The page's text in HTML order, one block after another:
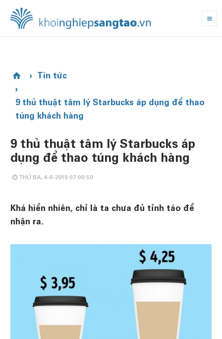
Tin tức
9 thủ thuật tâm lý Starbucks áp dụng để thao
túng khách hàng
9 thủ thuật tâm lý Starbucks áp
dụng để thao túng khách hàng
THỨ BA, 4-6-2019 07:00:50
Khá hiển nhiên, chỉ là ta chưa đủ tỉnh táo để
nhận ra.